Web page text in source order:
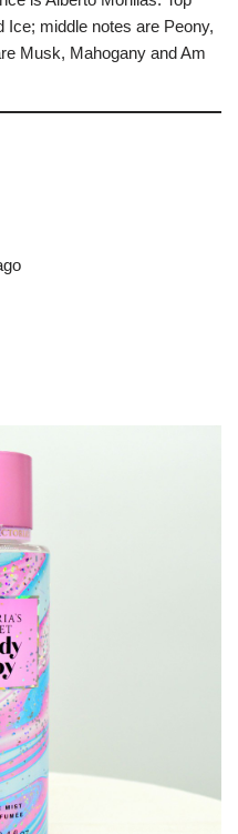
Ice; middle notes are Peony,
Musk, Mahogany and Am